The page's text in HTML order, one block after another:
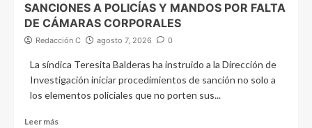
SANCIONES A POLICÍAS Y MANDOS POR FALTA
DE CÁMARAS CORPORALES
Redacción C agosto 7, 2026 0
La síndica Teresita Balderas ha instruido a la Dirección de
Investigación iniciar procedimientos de sanción no solo a
los elementos policiales que no porten sus...
Leer más